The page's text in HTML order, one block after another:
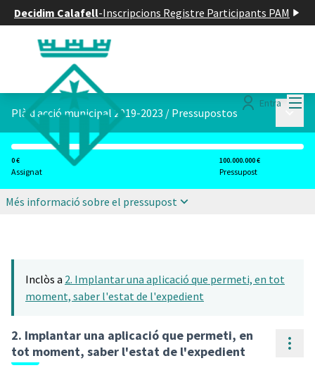
Decidim Calafell-Inscripcions Registre Participants PAM
Entra
Plà d acció municipal 2019-2023 / Pressupostos
0 €
Assignat
100.000.000 €
Pressupost
Més informació sobre el pressupost
Inclòs a 2. Implantar una aplicació que permeti, en tot
moment, saber l'estat de l'expedient
2. Implantar una aplicació que permeti, en
tot moment, saber l'estat de l'expedient